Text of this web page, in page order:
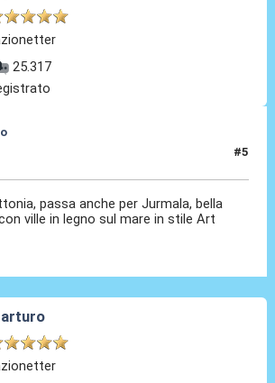
25.317
#5
passa anche per Jurmala, bella
ville in legno sul mare in stile Art
arturo